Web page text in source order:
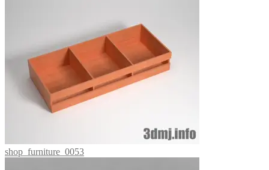
shop_furniture_0053